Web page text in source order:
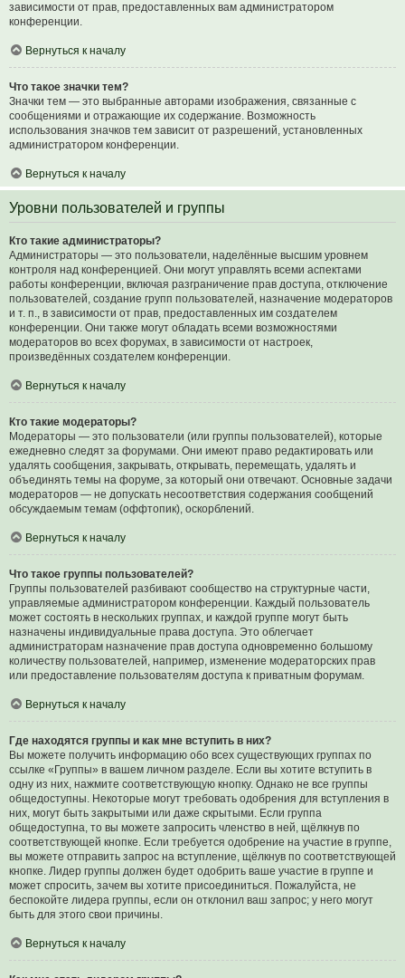
зависимости от прав, предоставленных вам администратором
конференции.
Вернуться к началу
Что такое значки тем?
Значки тем — это выбранные авторами изображения, связанные с
сообщениями и отражающие их содержание. Возможность
использования значков тем зависит от разрешений, установленных
администратором конференции.
Вернуться к началу
Уровни пользователей и группы
Кто такие администраторы?
Администраторы — это пользователи, наделённые высшим уровнем
контроля над конференцией. Они могут управлять всеми аспектами
работы конференции, включая разграничение прав доступа, отключение
пользователей, создание групп пользователей, назначение модераторов
и т. п., в зависимости от прав, предоставленных им создателем
конференции. Они также могут обладать всеми возможностями
модераторов во всех форумах, в зависимости от настроек,
произведённых создателем конференции.
Вернуться к началу
Кто такие модераторы?
Модераторы — это пользователи (или группы пользователей), которые
ежедневно следят за форумами. Они имеют право редактировать или
удалять сообщения, закрывать, открывать, перемещать, удалять и
объединять темы на форуме, за который они отвечают. Основные задачи
модераторов — не допускать несоответствия содержания сообщений
обсуждаемым темам (оффтопик), оскорблений.
Вернуться к началу
Что такое группы пользователей?
Группы пользователей разбивают сообщество на структурные части,
управляемые администратором конференции. Каждый пользователь
может состоять в нескольких группах, и каждой группе могут быть
назначены индивидуальные права доступа. Это облегчает
администраторам назначение прав доступа одновременно большому
количеству пользователей, например, изменение модераторских прав
или предоставление пользователям доступа к приватным форумам.
Вернуться к началу
Где находятся группы и как мне вступить в них?
Вы можете получить информацию обо всех существующих группах по
ссылке «Группы» в вашем личном разделе. Если вы хотите вступить в
одну из них, нажмите соответствующую кнопку. Однако не все группы
общедоступны. Некоторые могут требовать одобрения для вступления в
них, могут быть закрытыми или даже скрытыми. Если группа
общедоступна, то вы можете запросить членство в ней, щёлкнув по
соответствующей кнопке. Если требуется одобрение на участие в группе,
вы можете отправить запрос на вступление, щёлкнув по соответствующей
кнопке. Лидер группы должен будет одобрить ваше участие в группе и
может спросить, зачем вы хотите присоединиться. Пожалуйста, не
беспокойте лидера группы, если он отклонил ваш запрос; у него могут
быть для этого свои причины.
Вернуться к началу